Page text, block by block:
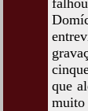
que
muito